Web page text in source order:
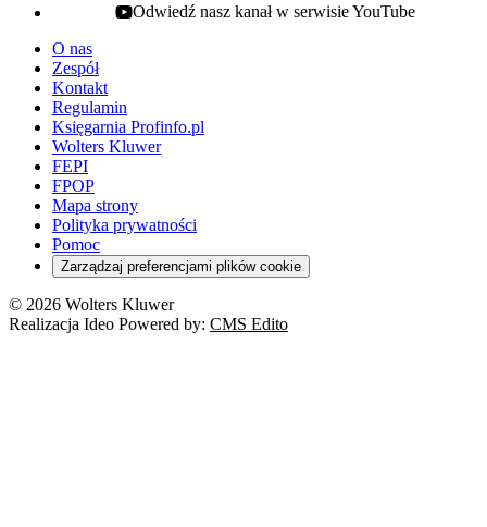
youtube - otwiera się w nowej karcie
Odwiedź nasz kanał w serwisie YouTube
O nas
Zespół
Kontakt
Regulamin
Księgarnia Profinfo.pl
Wolters Kluwer
FEPI
FPOP
Mapa strony
Polityka prywatności
Pomoc
Zarządzaj preferencjami plików cookie
© 2026 Wolters Kluwer
Realizacja Ideo Powered by: CMS Edito